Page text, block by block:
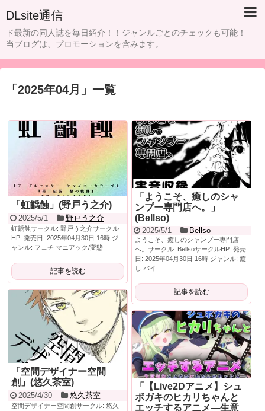
DLsite通信
ド最新の同人誌を毎日紹介！！ジャンルごとのチェックも可能！
当ブログは、プロモーションを含みます。
「 2025年04月 」 一覧
「虹齲蝕」(野戸う之介)
2025/5/1 野戸う之介
虹齲蝕サークル: 野戸う之介サークル
HP: 発売日: 2025年04月30日 16時 ジ
ャンル: フェチ マニアック/変態
記事を読む
「ようこそ、癒しのシャ
ンプー専門店へ。」
(Bellso)
2025/5/1 Bellso
ようこそ、癒しのシャンプー専門店
へ。サークル: BellsoサークルHP: 発売
日: 2025年04月30日 16時 ジャンル: 癒
し バイ...
記事を読む
「空間デザイナー空間
創」(悠久茶室)
2025/4/30 悠久茶室
空間デザイナー空間創サークル: 悠久
「【Live2Dアニメ】シュ
ポガキのヒカリちゃんと
エッチするアニメ―生意